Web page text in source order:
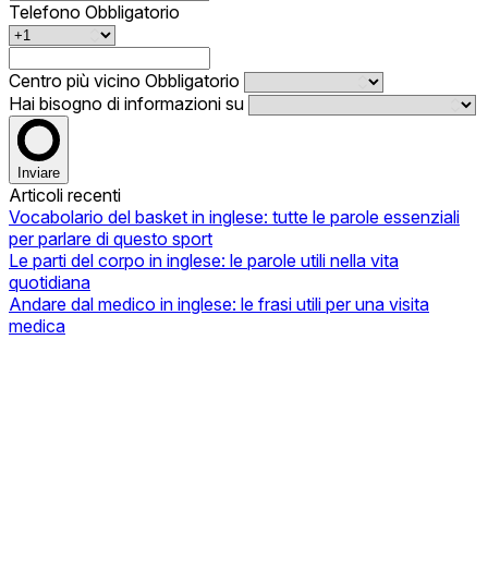
Telefono Obbligatorio
Centro più vicino Obbligatorio
Hai bisogno di informazioni su
Inviare
Articoli recenti
Vocabolario del basket in inglese: tutte le parole essenziali
per parlare di questo sport
Le parti del corpo in inglese: le parole utili nella vita
quotidiana
Andare dal medico in inglese: le frasi utili per una visita
medica